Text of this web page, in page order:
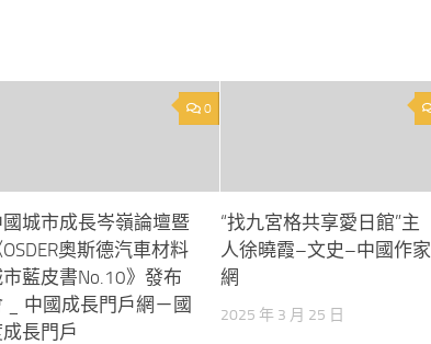
0
國城市成長岑嶺論壇暨
OSDER奧斯德汽車材料
藍皮書No.10》發布
_ 中國成長門戶網－國
長門戶
“找九宮格共享愛日館”主
人徐曉霞–文史–中國作家
網
2025 年 3 月 25 日